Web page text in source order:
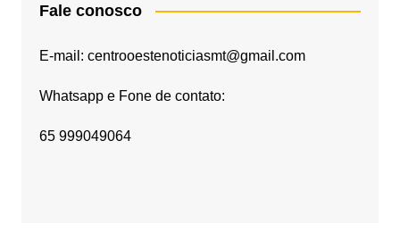
Fale conosco
E-mail: centrooestenoticiasmt@gmail.com
Whatsapp e Fone de contato:
65 999049064